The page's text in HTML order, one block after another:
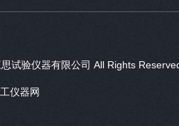
思试验仪器有限公司 All Rights
仪器网